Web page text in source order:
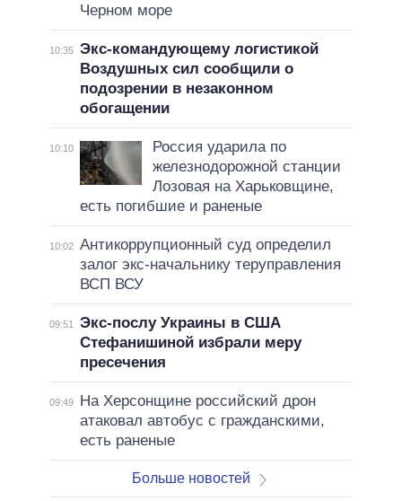
Черном море
10:35 Экс-командующему логистикой
Воздушных сил сообщили о
подозрении в незаконном
обогащении
10:10
Россия ударила по
железнодорожной станции
Лозовая на Харьковщине,
есть погибшие и раненые
10:02 Антикоррупционный суд определил
залог экс-начальнику теруправления
ВСП ВСУ
09:51
Экс-послу Украины в США
Стефанишиной избрали меру
пресечения
09:49
На Херсонщине российский дрон
атаковал автобус с гражданскими,
есть раненые
Больше новостей